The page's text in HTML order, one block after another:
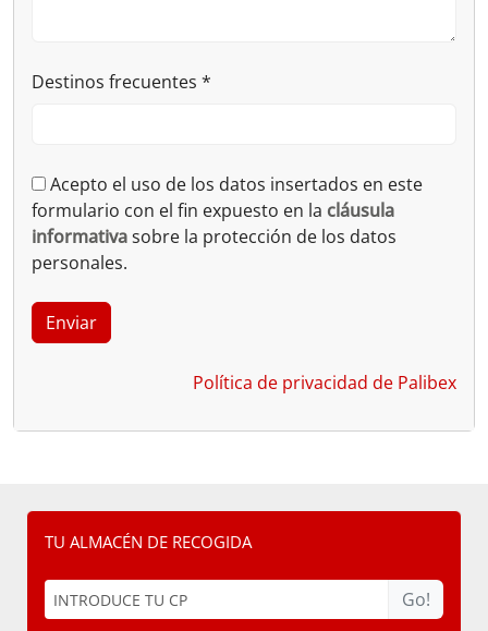
Destinos frecuentes *
Acepto el uso de los datos insertados en este
formulario con el fin expuesto en la cláusula
informativasobre la protección de los datos
personales.
Política de privacidad de Palibex
TU ALMACÉN DE RECOGIDA
Go!